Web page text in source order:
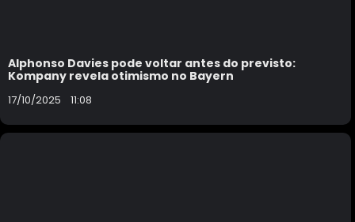
Alphonso Davies pode voltar antes do previsto:
Kompany revela otimismo no Bayern
17/10/2025 11:08